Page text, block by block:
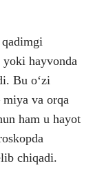
qadimgi
hayvonda
Bu oʻzi
va orqa
ham u hayot
chiqadi.